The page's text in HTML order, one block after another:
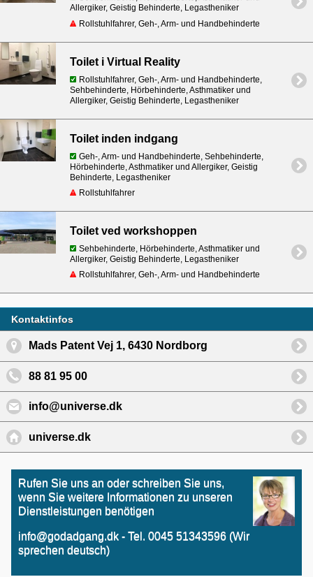
Allergiker, Geistig Behinderte, Legastheniker
Rollstuhlfahrer, Geh-, Arm- und Handbehinderte
Toilet i Virtual Reality
Rollstuhlfahrer, Geh-, Arm- und Handbehinderte,
Sehbehinderte, Hörbehinderte, Asthmatiker und
Allergiker, Geistig Behinderte, Legastheniker
Toilet inden indgang
Geh-, Arm- und Handbehinderte, Sehbehinderte,
Hörbehinderte, Asthmatiker und Allergiker, Geistig
Behinderte, Legastheniker
Rollstuhlfahrer
Toilet ved workshoppen
Sehbehinderte, Hörbehinderte, Asthmatiker und
Allergiker, Geistig Behinderte, Legastheniker
Rollstuhlfahrer, Geh-, Arm- und Handbehinderte
Kontaktinfos
Mads Patent Vej 1, 6430 Nordborg
88 81 95 00
info@universe.dk
universe.dk
Rufen Sie uns an oder schreiben Sie uns,
wenn Sie weitere Informationen zu unseren
Dienstleistungen benötigen
info@godadgang.dk - Tel. 0045 51343596 (Wir
sprechen deutsch)